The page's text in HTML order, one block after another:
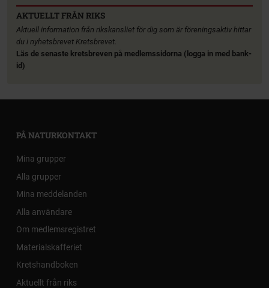
AKTUELLT FRÅN RIKS
Aktuell information från rikskansliet för dig som är föreningsaktiv hittar
du i nyhetsbrevet Kretsbrevet.
Läs de senaste kretsbreven på medlemssidorna (logga in med bank-
id)
PÅ NATURKONTAKT
Mina grupper
Alla grupper
Mina meddelanden
Alla användare
Om medlemsregistret
Materialskafferiet
Kretshandboken
Aktuellt från riks